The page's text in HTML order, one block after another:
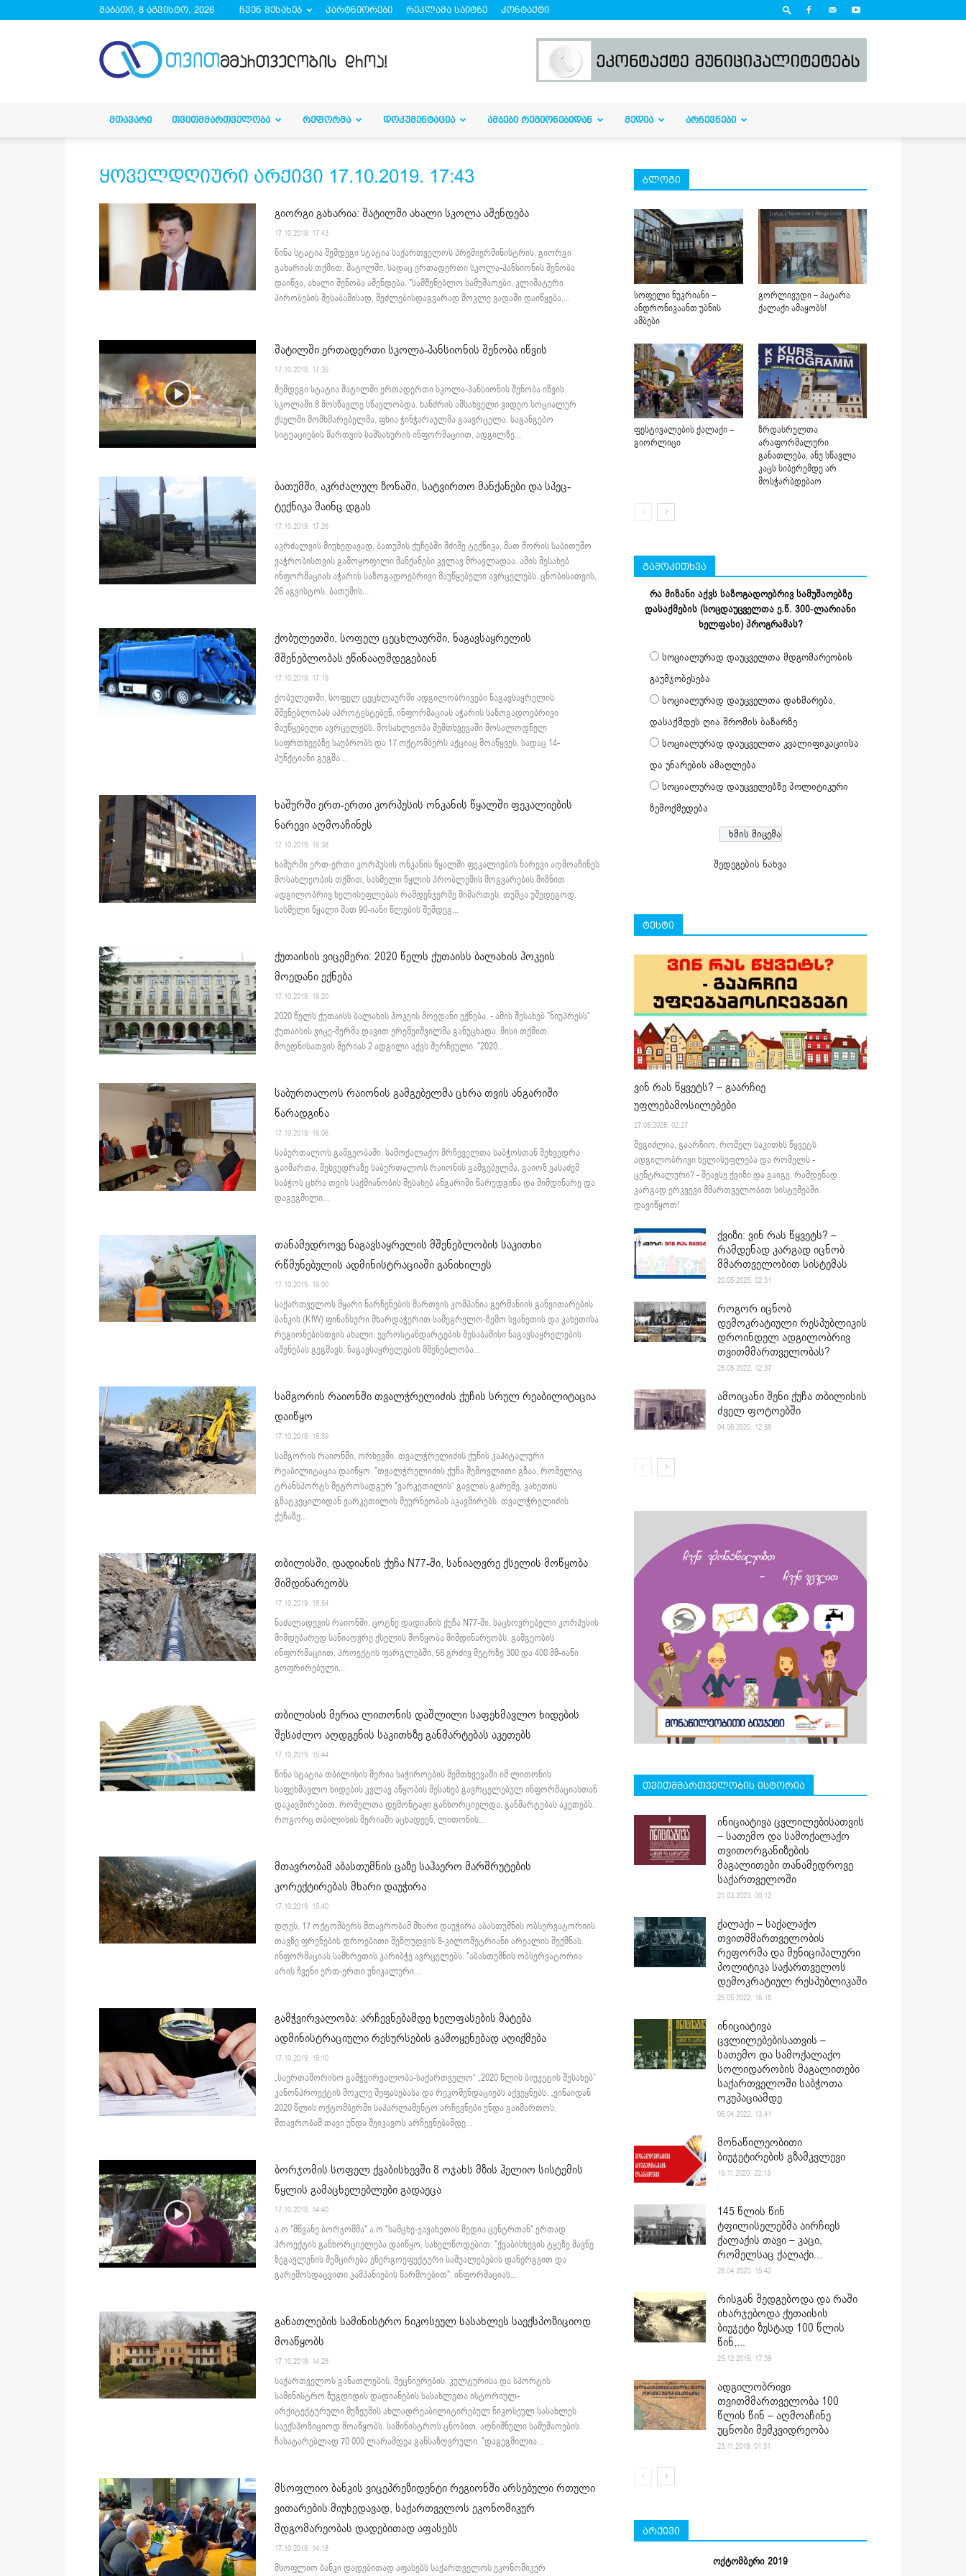
შაბათი, 8 აგვისტო, 2026 ჩვენ შესახებ პარტნიორები რეკლამა საიტზე კონტაქტი
ᲛᲗᲐᲕᲐᲠᲘ ᲗᲕᲘᲗᲛᲛᲐᲠᲗᲕᲔᲚᲝᲑᲐ ᲠᲔᲤᲝᲠᲛᲐ ᲓᲝᲙᲣᲛᲔᲜᲢᲐᲪᲘᲐ ᲐᲛᲑᲔᲑᲘ ᲠᲔᲒᲘᲝᲜᲔᲑᲘᲓᲐᲜ ᲛᲔᲓᲘᲐ ᲐᲠᲩᲔᲕᲜᲔᲑᲘ
ყოველდღიური არქივი 17.10.2019. 17:43
გიორგი გახარია: შატილში ახალი სკოლა აშენდება
17.10.2019. 17:43
წინა სტატია შემდეგი სტატია საქართველოს პრემიერმინისტრის, გიორგი
გახარიას თქმით, შატილში, სადაც ერთადერთი სკოლა-პანსიონის შენობა
დაიწვა, ახალი შენობა აშენდება. "სამშენებლო სამუშაოები, კლიმატური
პირობების შესაბამისად, შეძლებისდაგვარად მოკლე ვადაში დაიწყება,...
შატილში ერთადერთი სკოლა-პანსიონის შენობა იწვის
17.10.2019. 17:35
შემდეგი სტატია შატილში ერთადერთი სკოლა-პანსიონის შენობა იწვის.
სკოლაში 8 მოსწავლე სწავლობდა. ხანძრის ამსახველი ვიდეო სოციალურ
ქსელში მომხმარებელმა, ფხია ჭინჭარაულმა გაავრცელა. საგანგებო
სიტუაციების მართვის სამსახურის ინფორმაციით, ადგილზე...
ბათუმში, აკრძალულ ზონაში, სატვირთო მანქანები და სპეც-
ტექნიკა მაინც დგას
17.10.2019. 17:26
აკრძალვის მიუხედავად, ბათუმის ქუჩებში მძიმე ტექნიკა, მათ შორის საბითუმო
ვაჭრობისთვის გამოყოფილი მანქანები კვლავ მრავლადაა. ამის შესახებ
ინფორმაციას აჭარის საზოგადოებრივი მაუწყებელი ავრცელებს. ცნობისათვის,
26 აგვისტოს, ბათუმის...
ქობულეთში, სოფელ ცეცხლაურში, ნაგავსაყრელის
მშენებლობას ეწინააღმდეგებიან
17.10.2019. 17:19
ქობულეთში, სოფელ ცეცხლაურში ადგილობრივები ნაგავსაყრელის
მშენებლობას აპროტესტებენ. ინფორმაციას აჭარის საზოგადოებრივი
მაუწყებელი ავრცელებს. მოსახლეობა შემთხვევაში მოსალოდნელ
საფრთხეებზე საუბრობს და 17 ოქტომბერს აქციაც მოაწყვეს, სადაც 14-
პუნქტიანი გეგმა...
ხაშურში ერთ-ერთი კორპუსის ონკანის წყალში ფეკალიების
ნარევი აღმოაჩინეს
17.10.2019. 16:38
ხაშურში ერთ-ერთი კორპუსის ონკანის წყალში ფეკალიების ნარევი აღმოაჩინეს
მოსახლეობის თქმით, სასმელი წყლის პრობლემის მოგვარების მიზნით
ადგილობრივ ხელისუფლებას რამდენჯერმე მიმართეს, თუმცა უშედეგოდ.
სასმელი წყალი მათ 90-იანი წლების შემდეგ...
ქუთაისის ვიცემერი: 2020 წელს ქუთაისს ბალახის ჰოკეის
მოედანი ექნება
17.10.2019. 16:20
2020 წელს ქუთაისს ბალახის ჰოკეის მოედანი ექნება, - ამის შესახებ "ნიუპრესს"
ქუთაისის ვიცე-მერმა დავით ერემეიშვილმა განუცხადა. მისი თქმით,
მოედნისათვის მერიას 2 ადგილი აქვს შერჩეული. "2020...
საბურთალოს რაიონის გამგებელმა ცხრა თვის ანგარიში
წარადგინა
17.10.2019. 16:06
საბურთალოს გამგეობაში, სამოქალაქო მრჩეველთა საბჭოსთან შეხვედრა
გაიმართა. შეხვედრაზე საბურთალოს რაიონის გამგებელმა, გაიოზ ვასაძემ
საბჭოს ცხრა თვის საქმიანობის შესახებ ანგარიში წარუდგინა და მიმდინარე და
დაგეგმილი...
თანამედროვე ნაგავსაყრელის მშენებლობის საკითხი
რწმუნებულის ადმინისტრაციაში განიხილეს
17.10.2019. 16:00
საქართველოს მყარი ნარჩენების მართვის კომპანია გერმანიის განვითარების
ბანკის (KfW) ფინანსური მხარდაჭერით სამეგრელო-ზემო სვანეთის და კახეთისა
რეგიონებისთვის ახალი, ევროსტანდარტების შესაბამისი ნაგავსაყრელების
აშენებას გეგმავს. ნაგავსაყრელების მშენებლობა...
სამგორის რაიონში თვალჭრელიძის ქუჩის სრულ რეაბილიტაცია
დაიწყო
17.10.2019. 15:59
სამგორის რაიონში, ორხევში, თვალჭრელიძის ქუჩის კაპიტალური
რეაბილიტაცია დაიწყო. "თვალჭრელიძის ქუჩა შემოვლითი გზაა, რომელიც
ტრანსპორტს მეტროსადგურ "ვარკეთილის“ გავლის გარეშე, კახეთის
გზატკეცილიდან ვარკეთილის მეურნეობას აკავშირებს. თვალჭრელიძის
ქუჩაზე...
თბილისში, დადიანის ქუჩა N77-ში, სანიაღვრე ქსელის მოწყობა
მიმდინარეობს
17.10.2019. 15:54
ნაძალადევის რაიონში, ცოტნე დადიანის ქუჩა N77-ში, საცხოვრებელი კორპუსის
მიმდებარედ სანიაღვრე ქსელის მოწყობა მიმდინარეობს. გამგეობის
ინფორმაციით, პროექტის ფარგლებში, 58 გრძივ მეტრზე 300 და 400 მმ-იანი
გოფრირებული...
თბილისის მერია ლითონის დაშლილი საფეხმავლო ხიდების
შესაძლო აღდგენის საკითხზე განმარტებას აკეთებს
17.10.2019. 15:44
წინა სტატია თბილისის მერია საჭიროების შემთხვევაში იმ ლითონის
საფეხმავლო ხიდების კვლავ აწყობის შესახებ გავრცელებულ ინფორმაციასთან
დაკავშირებით, რომელთა დემონტაჟი განხორციელდა, განმარტებას აკეთებს.
როგორც თბილისის მერიაში აცხადეენ, ლითონის...
მთავრობამ აბასთუმნის ცაზე საჰაერო მარშრუტების
კორექტირებას მხარი დაუჭირა
17.10.2019. 15:40
დღეს, 17 ოქტომბერს მთავრობამ მხარი დაუჭირა აბასთუმნის ობსერვატორიის
თავზე ფრენების დროებითი შეზღუდვის 8-კილომეტრიანი არეალის შექმნას.
ინფორმაციას სამხრეთის კარიბჭე ავრცელებს. "აბასთუმნის ობსერვატორია
არის ჩვენი ერთ-ერთი უნიკალური...
გამჭვირვალობა: არჩევნებამდე ხელფასების მატება
ადმინისტრაციული რესურსების გამოყენებად აღიქმება
17.10.2019. 15:10
„საერთაშორისო გამჭვირვალობა-საქართველო“ „2020 წლის ბიუჯეტის შესახებ”
კანონპროექტის მოკლე შეფასებასა და რეკომენდაციებს აქვეყნებს. „ვინაიდან
2020 წლის ოქტომბერში საპარლამენტო არჩევნები უნდა გაიმართოს,
მთავრობამ თავი უნდა შეიკავოს არჩევნებამდე...
ბორჯომის სოფელ ქვაბისხევში 8 ოჯახს მზის ჰელიო სისტემის
წყლის გამაცხელებლები გადაეცა
17.10.2019. 14:40
ა.ო "მწვანე ბორჯომმა" ა.ო "სამცხე-ჯავახეთის მედია ცენტრთან" ერთად
პროექტის განხორციელება დაიწყო, სახელწოდებით: "ქვაბისხევის ტყეზე მავნე
ზეგავლენის შემცირება ენერგოეფექტური საშუალებების დანერგვით და
გარემოსდაცვითი კამპანიების წარმოებით". ინფორმაციას...
განათლების სამინისტრო ნიკოსეულ სასახლეს საექსპოზიციოდ
მოაწყობს
17.10.2019. 14:28
საქართველოს განათლების, მეცნიერების, კულტურისა და სპორტის
სამინისტრო ზუგდიდის დადიანების სასახლეთა ისტორიულ-
არქიტექტურული მუზეუმის ახლადრეაბილიტირებულ ნიკოსეულ სასახლეს
საექსპოზიციოდ მოაწყობს. სამინისტროს ცნობით, აღნიშნული სამუშაოების
ჩასატარებლად 70 000 ლარამდეა განსაზღვრული. "დაგეგმილია...
მსოფლიო ბანკის ვიცეპრეზიდენტი რეგიონში არსებული რთული
ვითარების მიუხედავად, საქართველოს ეკონომიკურ
მდგომარეობას დადებითად აფასებს
17.10.2019. 14:18
მსოფლიო ბანკი დადებითად აფასებს საქართველოს ეკონომიკურ
ბლოგი
სოფელი ნუკრიანი –
ანდრონიკაანთ უბნის
ამბები
გორლივუდი – პატარა
ქალაქი ამაყობს!
ფესტივალების ქალაქი –
გიორლიცი
ზრდასრულთა
არაფორმალური
განათლება, ანუ სწავლა
კაცს სიბერემდე არ
მოსჭარბდებაო
გამოკითხვა
რა მიზანი აქვს საზოგადოებრივ სამუშაოებზე
დასაქმების (სოცდაუცველთა ე.წ. 300-ლარიანი
ხელფასი) პროგრამას?
სოციალურად დაუცველთა მდგომარეობის
გაუმჯობესება
სოციალურად დაუცველთა დახმარება,
დასაქმდეს ღია შრომის ბაზარზე
სოციალურად დაუცველთა კვალიფიკაციისა
და უნარების ამაღლება
სოციალურად დაუცველებზე პოლიტიკური
ზემოქმედება
შედეგების ნახვა
ტესტი
ვინ რას წყვეტს? – გაარჩიე
უფლებამოსილებები
27.05.2025. 02:27
შეგიძლია, გაარჩიო, რომელ საკითხს წყვეტს
ადგილობრივი ხელისუფლება და რომელს -
ცენტრალური? - შეავსე ქვიზი და გაიგე, რამდენად
კარგად ერკვევი მმართველობით სისტემებში.
დავიწყოთ!
ქვიზი: ვინ რას წყვეტს? –
რამდენად კარგად იცნობ
მმართველობით სისტემას
20.05.2025. 02:31
როგორ იცნობ
დემოკრატიული რესპუბლიკის
დროინდელ ადგილობრივ
თვითმმართველობას?
25.05.2022. 12:37
ამოიცანი შენი ქუჩა თბილისის
ძველ ფოტოებში
04.05.2020. 12:58
თვითმმართველობის ისტორია
ინიციატივა ცვლილებისათვის
– სათემო და სამოქალაქო
თვითორგანიზების
მაგალითები თანამედროვე
საქართველოში
21.03.2023. 00:12
ქალაქი – საქალაქო
თვითმმართველობის
რეფორმა და მუნიციპალური
პოლიტიკა საქართველოს
დემოკრატიულ რესპუბლიკაში
25.05.2022. 16:18
ინიციატივა
ცვლილებებისათვის –
სათემო და სამოქალაქო
სოლიდარობის მაგალითები
საქართველოში საბჭოთა
ოკუპაციამდე
05.04.2022. 13:41
მონაწილეობითი
ბიუჯეტირების გზამკვლევი
19.11.2020. 22:13
145 წლის წინ
ტფილისელებმა აირჩიეს
ქალაქის თავი – კაცი,
რომელსაც ქალაქი...
28.04.2020. 15:42
რისგან შედგებოდა და რაში
იხარჯებოდა ქუთაისის
ბიუჯეტი ზუსტად 100 წლის
წინ,...
25.12.2019. 17:39
ადგილობრივი
თვითმმართველობა 100
წლის წინ – აღმოაჩინე
უცნობი მემკვიდრეობა
23.11.2019. 01:31
არქივი
ოქტომბერი 2019